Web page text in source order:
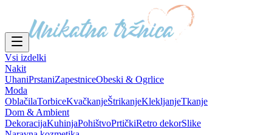
Vsi izdelki
Nakit
UhaniPrstaniZapestniceObeski & Ogrlice
Moda
OblačilaTorbiceKvačkanjeŠtrikanjeKlekljanjeTkanje
Dom & Ambient
DekoracijaKuhinjaPohištvoPrtičkiRetro dekorSlike